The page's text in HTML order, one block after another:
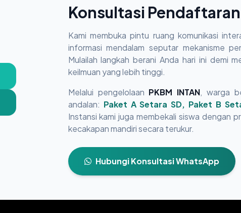
Konsultasi Pendaftaran
Kami membuka pintu ruang komunikasi
informasi mendalam seputar mekanisme
Mulailah langkah berani Anda hari ini demi
keilmuan yang lebih tinggi.
Melalui pengelolaan PKBM INTAN, warga
andalan: Paket A Setara SD, Paket B
Instansi kami juga membekali siswa dengan
kecakapan mandiri secara terukur.
Hubungi Konsultasi WhatsApp